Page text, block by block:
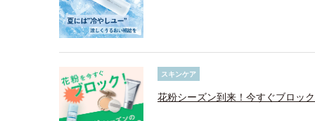
スキンケア
花粉シーズン到来！今すぐブロッ